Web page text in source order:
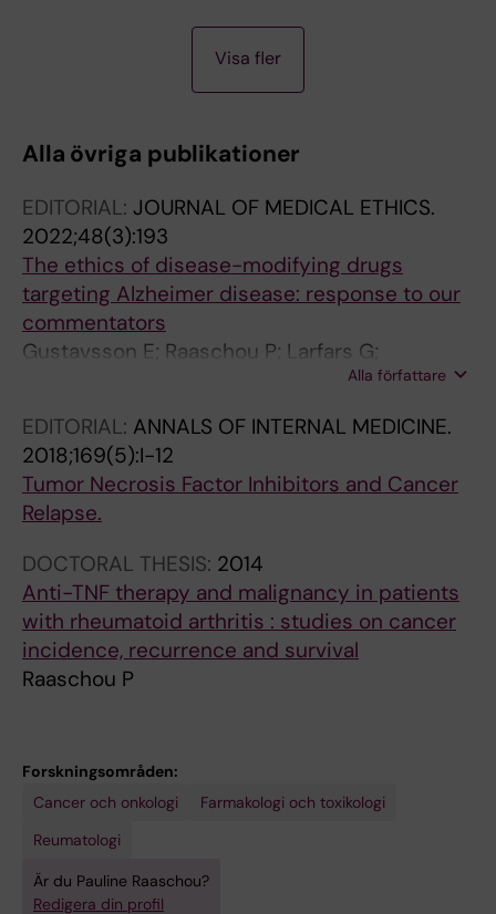
C
E
:
A
L
C
O
O
L
-
C
L
I
N
I
C
A
N
E
Visa fler
Alla övriga publikationer
EDITORIAL: JOURNAL OF MEDICAL ETHICS.
2022;48(3):193
The ethics of disease-modifying drugs
targeting Alzheimer disease: response to our
commentators
Gustavsson E; Raaschou P; Larfars G;
Alla författare
EDITORIAL: ANNALS OF INTERNAL MEDICINE.
2018;169(5):I-12
Tumor Necrosis Factor Inhibitors and Cancer
Relapse.
DOCTORAL THESIS: 2014
Anti-TNF therapy and malignancy in patients
with rheumatoid arthritis : studies on cancer
incidence, recurrence and survival
Raaschou P
Forskningsområden:
Cancer och onkologi
Farmakologi och toxikologi
Reumatologi
Är du Pauline Raaschou?
Redigera din profil